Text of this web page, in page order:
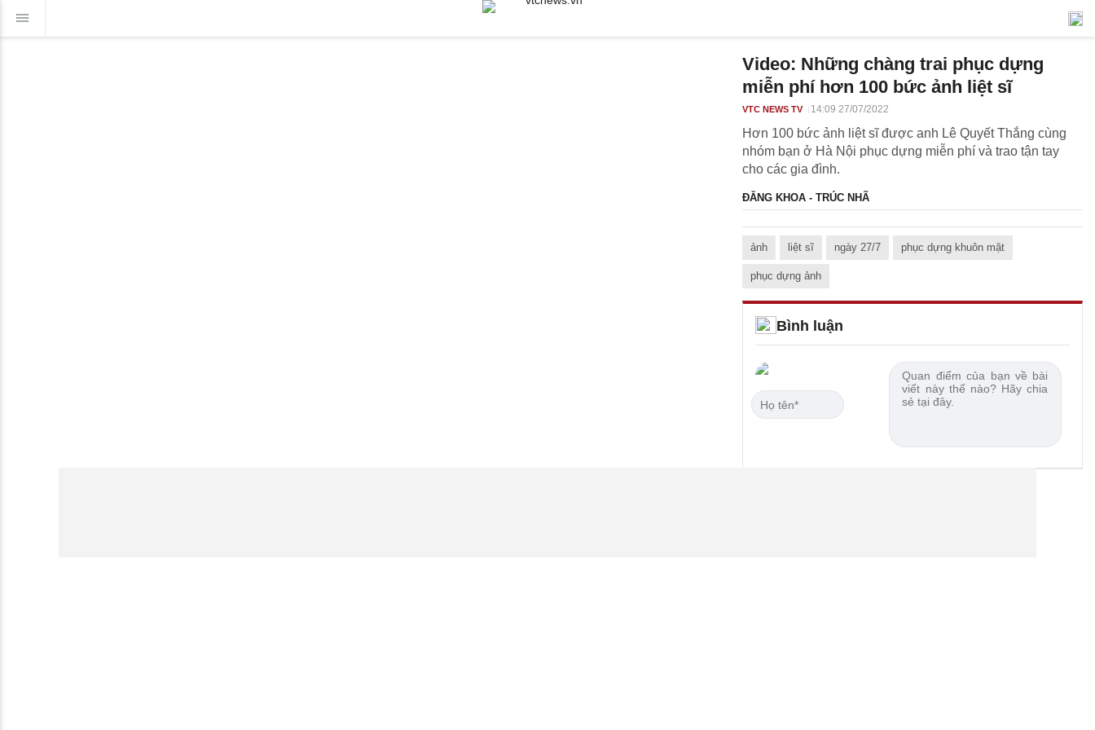
Video: Những chàng trai phục dựng
miễn phí hơn 100 bức ảnh liệt sĩ
VTC NEWS TV 14:09 27/07/2022
Hơn 100 bức ảnh liệt sĩ được anh Lê Quyết Thắng cùng
nhóm bạn ở Hà Nội phục dựng miễn phí và trao tận tay
cho các gia đình.
ĐĂNG KHOA - TRÚC NHÃ
ảnh liệt sĩ ngày 27/7 phục dựng khuôn mặt
phục dựng ảnh
Bình luận